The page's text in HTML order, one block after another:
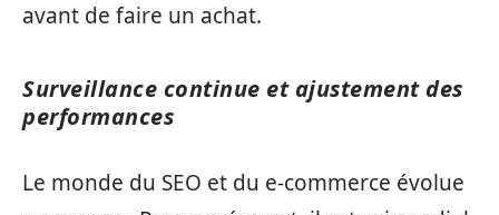
avant de faire un achat.
Surveillance continue et ajustement des
performances
Le monde du SEO et du e-commerce évolue